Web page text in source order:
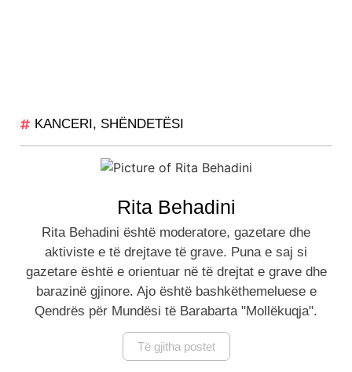
KANCERI , SHËNDETËSI
Rita Behadini
Rita Behadini është moderatore, gazetare dhe
aktiviste e të drejtave të grave. Puna e saj si
gazetare është e orientuar në të drejtat e grave dhe
barazinë gjinore. Ajo është bashkëthemeluese e
Qendrës për Mundësi të Barabarta "Mollëkuqja".
Të gjitha postet